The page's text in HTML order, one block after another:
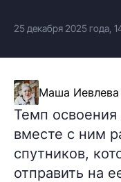
25 декабря 2025 года,
Маша Иевлева
Темп
вместе с ним
спутников,
отправить на